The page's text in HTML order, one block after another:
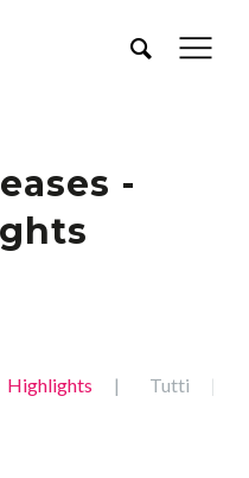
-
Highlights Tutti